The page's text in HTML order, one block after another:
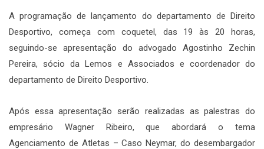
A programação de lançamento do departamento de Direito
Desportivo, começa com coquetel, das 19 às 20 horas,
seguindo-se apresentação do advogado Agostinho Zechin
Pereira, sócio da Lemos e Associados e coordenador do
departamento de Direito Desportivo.
Após essa apresentação serão realizadas as palestras do
empresário Wagner Ribeiro, que abordará o tema
Agenciamento de Atletas – Caso Neymar, do desembargador